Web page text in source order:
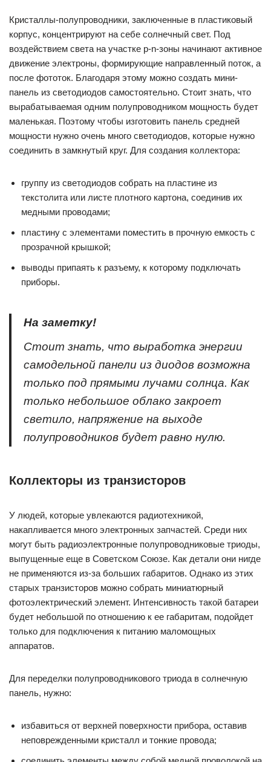
Кристаллы-полупроводники, заключенные в пластиковый
корпус, концентрируют на себе солнечный свет. Под
воздействием света на участке p-n-зоны начинают активное
движение электроны, формирующие направленный поток, а
после фототок. Благодаря этому можно создать мини-
панель из светодиодов самостоятельно. Стоит знать, что
вырабатываемая одним полупроводником мощность будет
маленькая. Поэтому чтобы изготовить панель средней
мощности нужно очень много светодиодов, которые нужно
соединить в замкнутый круг. Для создания коллектора:
группу из светодиодов собрать на пластине из
текстолита или листе плотного картона, соединив их
медными проводами;
пластину с элементами поместить в прочную емкость с
прозрачной крышкой;
выводы припаять к разъему, к которому подключать
приборы.
На заметку!
Стоит знать, что выработка энергии
самодельной панели из диодов возможна
только под прямыми лучами солнца. Как
только небольшое облако закроет
светило, напряжение на выходе
полупроводников будет равно нулю.
Коллекторы из транзисторов
У людей, которые увлекаются радиотехникой,
накапливается много электронных запчастей. Среди них
могут быть радиоэлектронные полупроводниковые триоды,
выпущенные еще в Советском Союзе. Как детали они нигде
не применяются из-за больших габаритов. Однако из этих
старых транзисторов можно собрать миниатюрный
фотоэлектрический элемент. Интенсивность такой батареи
будет небольшой по отношению к ее габаритам, подойдет
только для подключения к питанию маломощных
аппаратов.
Для переделки полупроводникового триода в солнечную
панель, нужно:
избавиться от верхней поверхности прибора, оставив
неповрежденными кристалл и тонкие провода;